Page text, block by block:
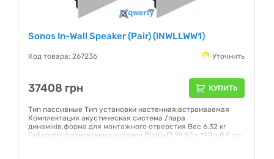
Sonos In-Wall Speaker (Pair) (INWLLWW1)
Код товара: 267236 Уточнить
37408 грн КУПИТЬ
Тип пасcивные Тип установки настенная;встраиваемая
Комплектация акустическая система /пара
динаміків,форма для монтажного отверстия Вес 6.32 кг
Габариты фронтальных колонок (ВхШхГ) 29.87 x 19.9 x 8.9 см